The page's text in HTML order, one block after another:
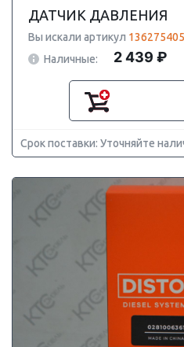
ДАТЧИК ДАВЛЕНИЯ
Вы искали артикул
Наличные:
2 439 ₽
Срок поставки: Уточняйте